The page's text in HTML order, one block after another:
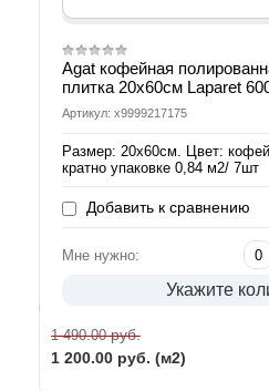
Agat кофейная
плитка 20х60см Laparet
Артикул: х9999217175
Размер: 20х60см. Цвет:
кратно упаковке 0,84 м2/ 7шт
Добавить к сравнению
Мне нужно:
Укажите
1 490.00руб.
1 200.00 руб. (м2)